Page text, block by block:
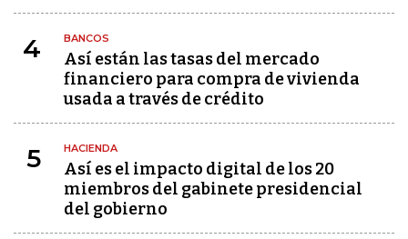
4 BANCOS
Así están las tasas del mercado
financiero para compra de vivienda
usada a través de crédito
5 HACIENDA
Así es el impacto digital de los 20
miembros del gabinete presidencial
del gobierno